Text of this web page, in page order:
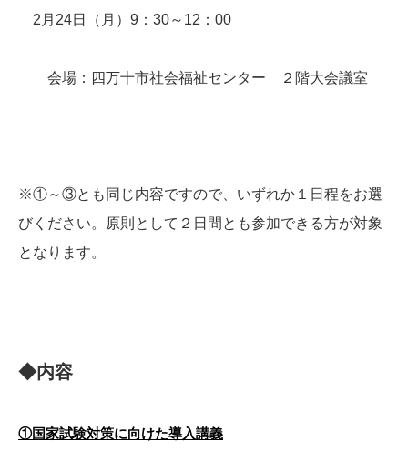
2月24日（月）9：30～12：00
会場：四万十市社会福祉センター ２階大会議室
※①～③とも同じ内容ですので、いずれか１日程をお選
びください。原則として２日間とも参加できる方が対象
となります。
◆内容
①国家試験対策に向けた導入講義